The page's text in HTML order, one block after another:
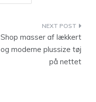
Shop masser af lækkert
og moderne plussize tøj
på nettet